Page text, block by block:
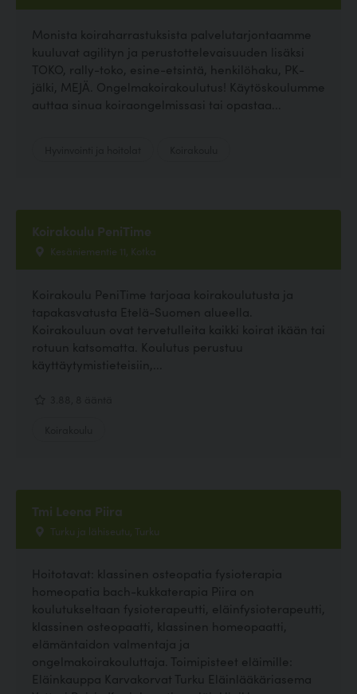
Monista koiraharrastuksista palvelutarjontaamme
kuuluvat agilityn ja perustottelevaisuuden lisäksi
TOKO, rally-toko, esine-etsintä, henkilöhaku, PK-
jälki, MEJÄ. Ongelmakoirakoulutus! Käytöskoulumme
auttaa sinua koiraongelmissasi tai opastaa...
Koirakoulu PeniTime
Kesäniementie 11, Kotka
Koirakoulu PeniTime tarjoaa koirakoulutusta ja
tapakasvatusta Etelä-Suomen alueella.
Koirakouluun ovat tervetulleita kaikki koirat ikään tai
rotuun katsomatta. Koulutus perustuu
käyttäytymistieteisiin,...
Tmi Leena Piira
Turku ja lähiseutu, Turku
Hoitotavat: klassinen osteopatia fysioterapia
homeopatia bach-kukkaterapia Piira on
koulutukseltaan fysioterapeutti, eläinfysioterapeutti,
klassinen osteopaatti, klassinen homeopaatti,
elämäntaidon valmentaja ja
ongelmakoirakouluttaja. Toimipisteet eläimille:
Eläinkauppa Karvakorvat Turku Eläinlääkäriasema